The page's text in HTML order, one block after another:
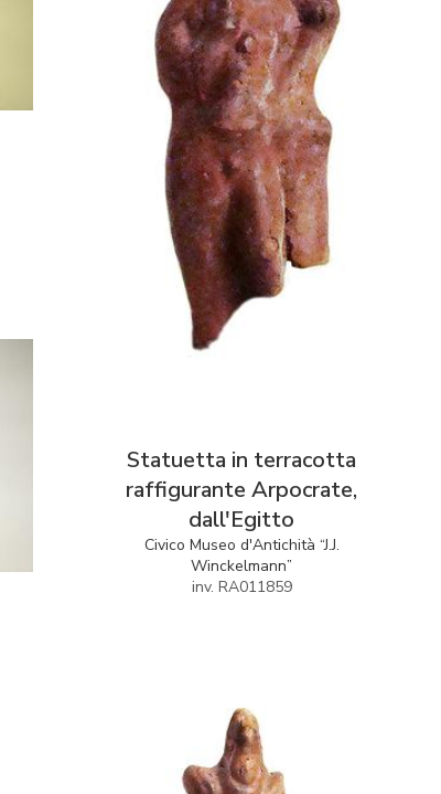
Statuetta in terracotta
raffigurante Arpocrate,
dall'Egitto
Civico Museo d'Antichità “J.J.
Winckelmann”
inv. RA011859